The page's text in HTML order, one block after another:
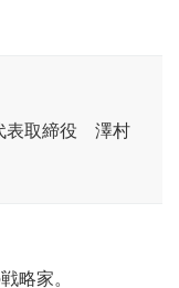
表取締役 澤村
略家。